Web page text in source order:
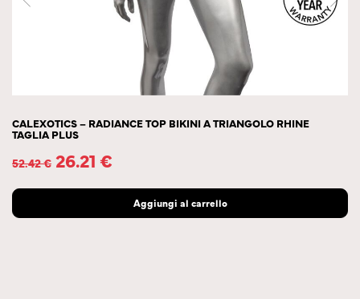
CALEXOTICS – RADIANCE TOP BIKINI A TRIANGOLO RHINE
TAGLIA PLUS
52.42€ 26.21 €
Aggiungi al carrello